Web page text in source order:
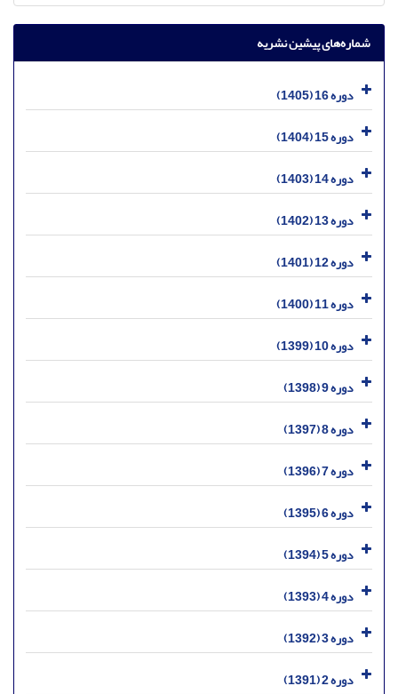
شماره‌های پیشین نشریه
دوره 16 (1405)
دوره 15 (1404)
دوره 14 (1403)
دوره 13 (1402)
دوره 12 (1401)
دوره 11 (1400)
دوره 10 (1399)
دوره 9 (1398)
دوره 8 (1397)
دوره 7 (1396)
دوره 6 (1395)
دوره 5 (1394)
دوره 4 (1393)
دوره 3 (1392)
دوره 2 (1391)